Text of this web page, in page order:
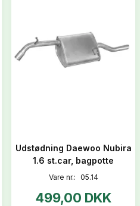
Udstødning Daewoo Nubira
1.6 st.car, bagpotte
Vare nr.: 05.14
499,00 DKK